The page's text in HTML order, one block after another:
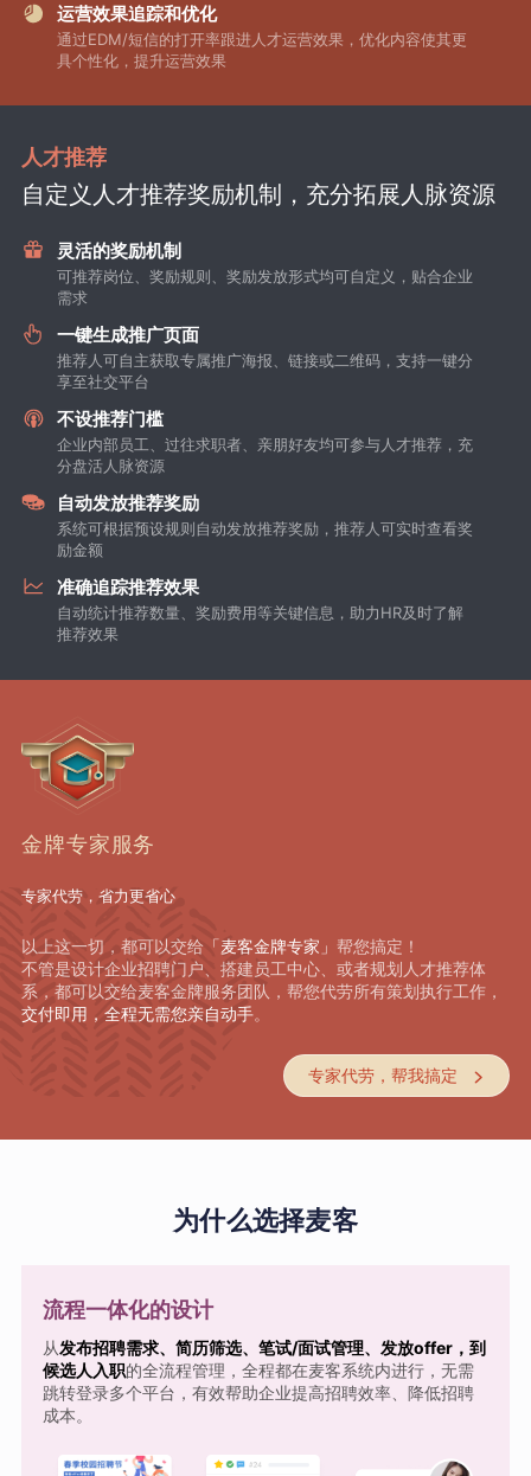
运营效果追踪和优化
通过EDM/短信的打开率跟进人才运营效果，优化内容使其更
具个性化，提升运营效果
人才推荐
自定义人才推荐奖励机制，充分拓展人脉资源
灵活的奖励机制
可推荐岗位、奖励规则、奖励发放形式均可自定义，贴合企业
需求
一键生成推广页面
推荐人可自主获取专属推广海报、链接或二维码，支持一键分
享至社交平台
不设推荐门槛
企业内部员工、过往求职者、亲朋好友均可参与人才推荐，充
分盘活人脉资源
自动发放推荐奖励
系统可根据预设规则自动发放推荐奖励，推荐人可实时查看奖
励金额
准确追踪推荐效果
自动统计推荐数量、奖励费用等关键信息，助力HR及时了解
推荐效果
金牌专家服务
专家代劳，省力更省心
以上这一切，都可以交给「麦客金牌专家」 帮您搞定！
不管是设计企业招聘门户、搭建员工中心、或者规划人才推荐体
系，都可以交给麦客金牌服务团队，帮您代劳所有策划执行工作，
交付即用，全程无需您亲自动手。
专家代劳，帮我搞定 
为什么选择麦客
流程一体化的设计
从发布招聘需求、简历筛选、笔试/面试管理、发放offer，到
候选人入职的全流程管理，全程都在麦客系统内进行，无需
跳转登录多个平台，有效帮助企业提高招聘效率、降低招聘
成本。